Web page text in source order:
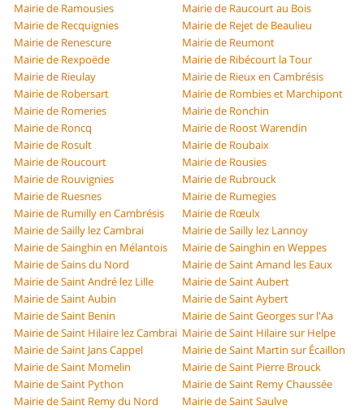
Mairie de Ramousies
Mairie de Raucourt au Bois
Mairie de Recquignies
Mairie de Rejet de Beaulieu
Mairie de Renescure
Mairie de Reumont
Mairie de Rexpoëde
Mairie de Ribécourt la Tour
Mairie de Rieulay
Mairie de Rieux en Cambrésis
Mairie de Robersart
Mairie de Rombies et Marchipont
Mairie de Romeries
Mairie de Ronchin
Mairie de Roncq
Mairie de Roost Warendin
Mairie de Rosult
Mairie de Roubaix
Mairie de Roucourt
Mairie de Rousies
Mairie de Rouvignies
Mairie de Rubrouck
Mairie de Ruesnes
Mairie de Rumegies
Mairie de Rumilly en Cambrésis
Mairie de Rœulx
Mairie de Sailly lez Cambrai
Mairie de Sailly lez Lannoy
Mairie de Sainghin en Mélantois
Mairie de Sainghin en Weppes
Mairie de Sains du Nord
Mairie de Saint Amand les Eaux
Mairie de Saint André lez Lille
Mairie de Saint Aubert
Mairie de Saint Aubin
Mairie de Saint Aybert
Mairie de Saint Benin
Mairie de Saint Georges sur l'Aa
Mairie de Saint Hilaire lez Cambrai Mairie de Saint Hilaire sur Helpe
Mairie de Saint Jans Cappel
Mairie de Saint Martin sur Écaillon
Mairie de Saint Momelin
Mairie de Saint Pierre Brouck
Mairie de Saint Python
Mairie de Saint Remy Chaussée
Mairie de Saint Remy du Nord
Mairie de Saint Saulve